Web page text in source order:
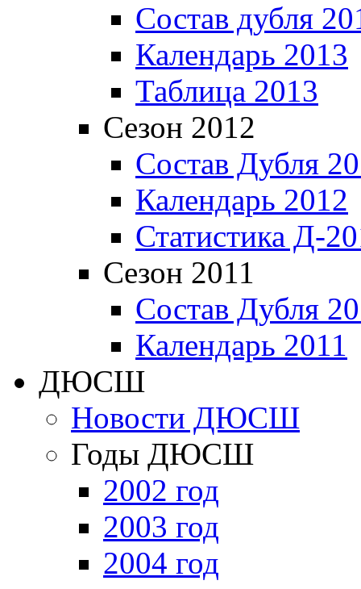
Состав дубля
Календарь 2013
Таблица 2013
Сезон 2012
Состав Дубля
Календарь 2012
Статистика Д-
Сезон 2011
Состав Дубля
Календарь 2011
ДЮСШ
Новости ДЮСШ
Годы ДЮСШ
2002 год
2003 год
2004 год